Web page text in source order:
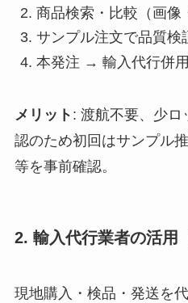
商品検索・比較（画像
サンプル注文で品質検
本発注 → 輸入代行併用
メリット : 渡航不要、少ロ
認のため初回はサンプル
等を事前確認。
2. 輸入代行業者の活用
現地購入・検品・発送を